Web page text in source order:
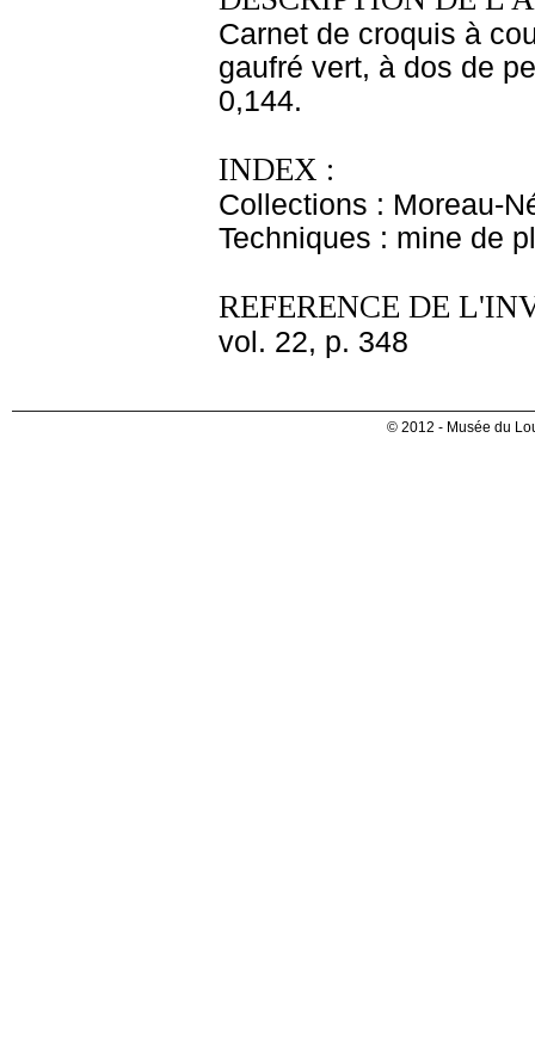
Carnet de croquis à
gaufré vert, à dos de
0,144.
INDEX :
Collections : Moreau-
Techniques : mine de
REFERENCE DE
vol. 22, p. 348
© 2012 - Musée du